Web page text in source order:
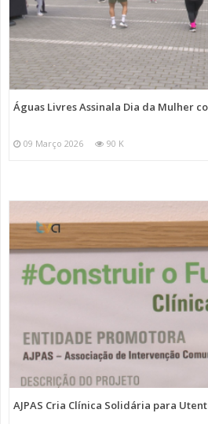
Águas Livres Assinala Dia da Mulher
09 Março 2026 90 K
AJPAS Cria Clínica Solidária para